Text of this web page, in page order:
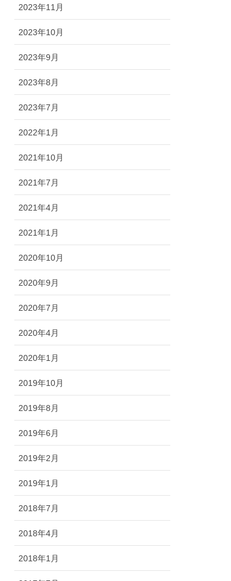
2023年11月
2023年10月
2023年9月
2023年8月
2023年7月
2022年1月
2021年10月
2021年7月
2021年4月
2021年1月
2020年10月
2020年9月
2020年7月
2020年4月
2020年1月
2019年10月
2019年8月
2019年6月
2019年2月
2019年1月
2018年7月
2018年4月
2018年1月